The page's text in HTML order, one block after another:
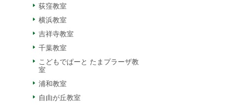
荻窪教室
横浜教室
吉祥寺教室
千葉教室
こどもでぱーと たまプラーザ教
室
浦和教室
自由が丘教室